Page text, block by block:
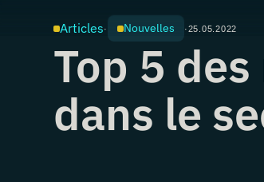
Articles· Nouvelles ·25.05.2022
Top 5
dans le